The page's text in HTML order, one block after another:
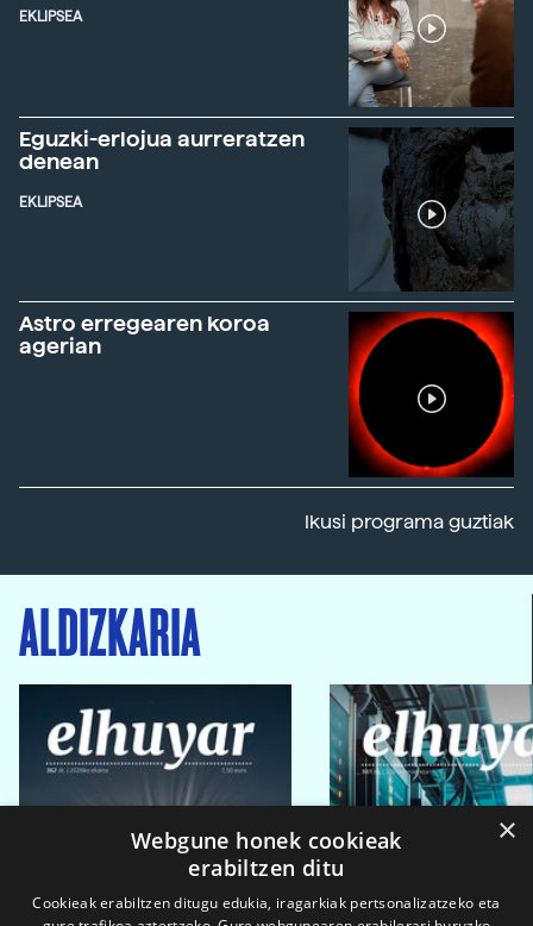
EKLIPSEA
Eguzki-erlojua aurreratzen
denean
EKLIPSEA
Astro erregearen koroa
agerian
Ikusi programa guztiak
ALDIZKARIA
×
Webgune honek cookieak
erabiltzen ditu
Cookieak erabiltzen ditugu edukia, iragarkiak pertsonalizatzeko eta